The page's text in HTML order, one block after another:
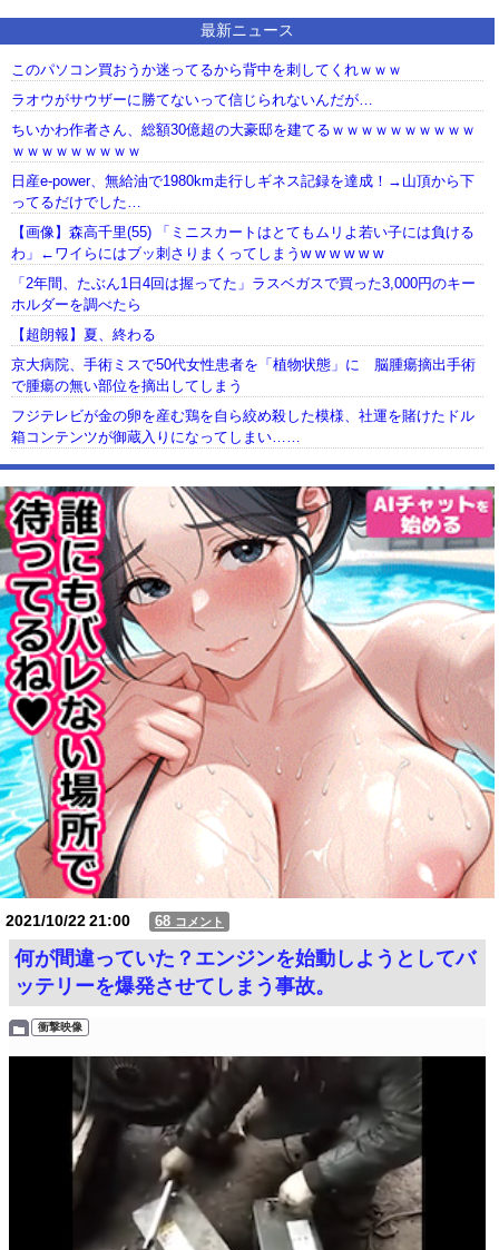
最新ニュース
このパソコン買おうか迷ってるから背中を刺してくれｗｗｗ
ラオウがサウザーに勝てないって信じられないんだが…
ちいかわ作者さん、総額30億超の大豪邸を建てるｗｗｗｗｗｗｗｗｗｗ
ｗｗｗｗｗｗｗｗｗ
日産e-power、無給油で1980km走行しギネス記録を達成！→山頂から下
ってるだけでした…
【画像】森高千里(55) 「ミニスカートはとてもムリよ若い子には負ける
わ」←ワイらにはブッ刺さりまくってしまうw w w w w w
「2年間、たぶん1日4回は握ってた」ラスベガスで買った3,000円のキー
ホルダーを調べたら
【超朗報】夏、終わる
京大病院、手術ミスで50代女性患者を「植物状態」に 脳腫瘍摘出手術
で腫瘍の無い部位を摘出してしまう
フジテレビが金の卵を産む鶏を自ら絞め殺した模様、社運を賭けたドル
箱コンテンツが御蔵入りになってしまい……
【動画】USJの禁止エリアに子どもたちが続々乱入 → スタッフが注意し
ても止まらない事態に
Powered by livedoor 相互RSS
2021/10/2221:00 68 コメント
何が間違っていた？エンジンを始動しようとしてバ
ッテリーを爆発させてしまう事故。
衝撃映像